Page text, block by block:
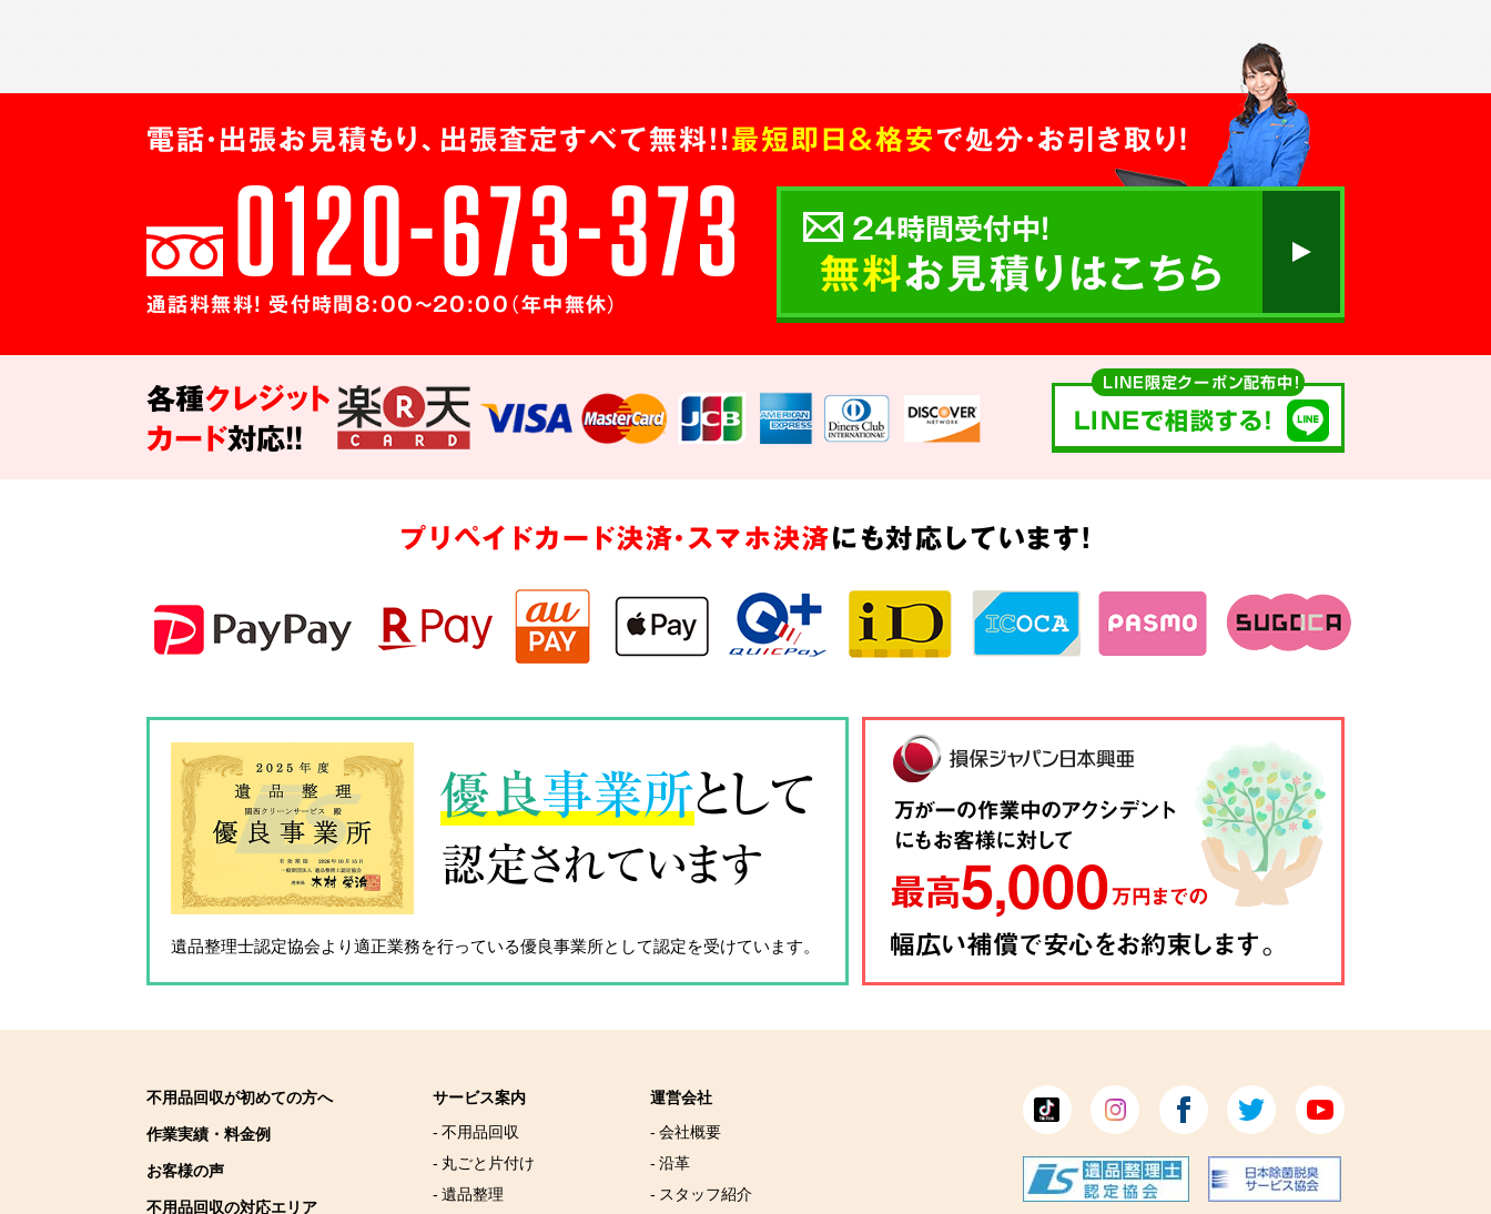
電話・出張お見積もり、出張査定すべて無料!!最短即日＆格安で処分・お引き取り！
通話料無料! 受付時間8:00～20:00（年中無休）
24時間受付中!
無料お見積りはこちら
各種クレジット
カード対応!!
LINE限定クーポン配布中！
LINEで相談する!
プリペイドカード決済・スマホ決済にも対応しています!
優良事業所として
認定されています
遺品整理士認定協会より適正業務を行っている優良事業所として認定を受けています。
不用品回収が初めての方へ
作業実績・料金例
お客様の声
不用品回収の対応エリア
サービス案内
- 不用品回収
- 丸ごと片付け
- 遺品整理
運営会社
- 会社概要
- 沿革
- スタッフ紹介